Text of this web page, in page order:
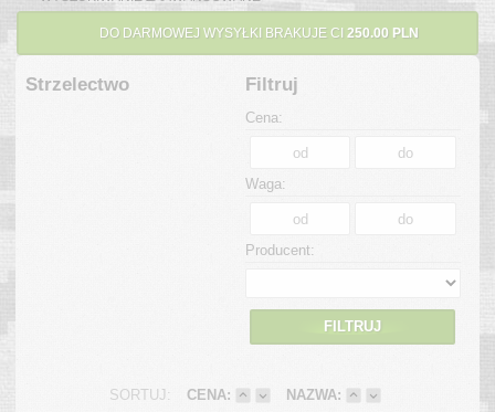
DO DARMOWEJ WYSYŁKI BRAKUJE CI 250.00 PLN
Strzelectwo Filtruj
Cena:
Waga:
Producent:
FILTRUJ
SORTUJ: CENA: NAZWA: